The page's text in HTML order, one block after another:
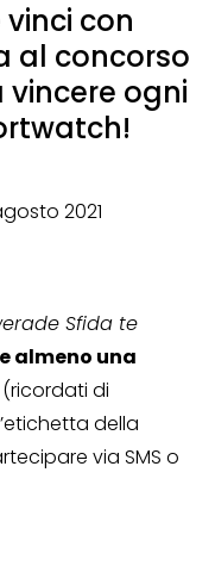
con
al concorso
vincere ogni
2021
Sfida te
almeno una
(ricordati di
della
via SMS o